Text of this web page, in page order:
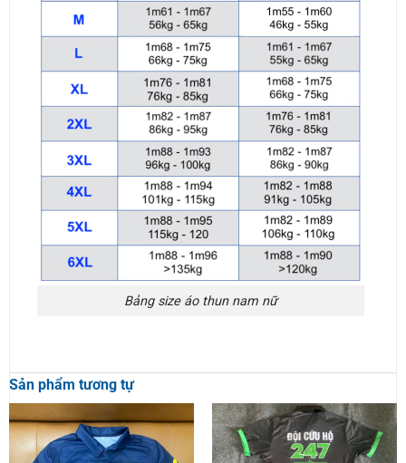
Bảng size áo thun nam nữ
Sản phẩm tương tự